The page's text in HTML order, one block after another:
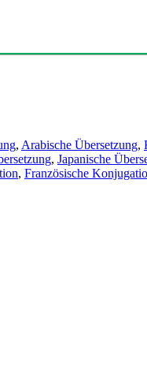
, Arabische Übersetzung,
, Japanische
, Französische